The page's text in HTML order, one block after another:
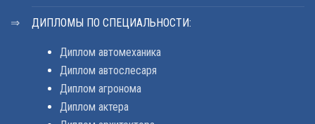
ДИПЛОМЫ ПО СПЕЦИАЛЬНОСТИ:
Диплом автомеханика
Диплом автослесаря
Диплом агронома
Диплом актера